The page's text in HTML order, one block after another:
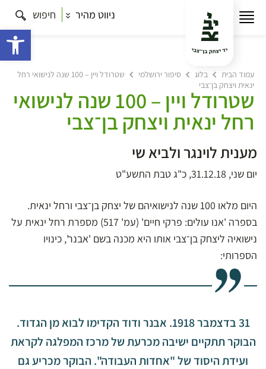
ניווט מהיר חיפוש
עמוד הבית בלוג סיפור ירושלמי
שטרודל ויין – 100 שנה לנישואי רחל
ינאית ויצחק בן־צבי
שטרודל ויין – 100 שנה לנישואי
רחל ינאית ויצחק בן־צבי
מענית לוינגר ולביא שי
יום שני, 31.12.18, כ"ג טבת התשע"ט
היום מלאו 100 שנה לנישואיהם של יצחק בן־צבי ורחל ינאית.
בספרה 'אנו עולים: פרקי חיים
' (עמ' 517) מספרת רחל ינאית על
נישואיה ליצחק בן־צבי אותו היא מכנה בשם 'אבנר', כינויו
הספרותי:
31 בדצמבר 1918. אבנר ודוד הקדימו לבוא מן הגדוד.
הבוקר תתקיים ישיבה מכרעת של מרכז המפלגה לקראת
ועידת היסוד של "אחדות העבודה". הבוקר מכריע גם